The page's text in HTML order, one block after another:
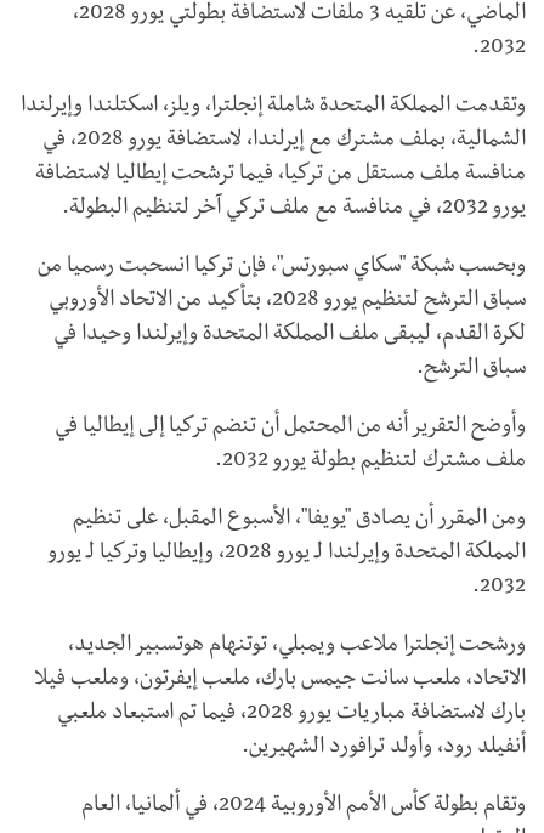
الماضي، عن تلقيه 3 ملفات لاستضافة بطولتي يورو 2028،
2032.
وتقدمت المملكة المتحدة شاملة إنجلترا، ويلز، اسكتلندا وإيرلندا
الشمالية، بملف مشترك مع إيرلندا، لاستضافة يورو 2028، في
منافسة ملف مستقل من تركيا، فيما ترشحت إيطاليا لاستضافة
يورو 2032، في منافسة مع ملف تركي آخر لتنظيم البطولة.
وبحسب شبكة "سكاي سبورتس"، فإن تركيا انسحبت رسميا من
سباق الترشح لتنظيم يورو 2028، بتأكيد من الاتحاد الأوروبي
لكرة القدم، ليبقى ملف المملكة المتحدة وإيرلندا وحيدا في
سباق الترشح.
وأوضح التقرير أنه من المحتمل أن تنضم تركيا إلى إيطاليا في
ملف مشترك لتنظيم بطولة يورو 2032.
ومن المقرر أن يصادق "يويفا"، الأسبوع المقبل، على تنظيم
المملكة المتحدة وإيرلندا لـ يورو 2028، وإيطاليا وتركيا لـ يورو
2032.
ورشحت إنجلترا ملاعب ويمبلي، توتنهام هوتسبير الجديد،
الاتحاد، ملعب سانت جيمس بارك، ملعب إيفرتون، وملعب فيلا
بارك لاستضافة مباريات يورو 2028، فيما تم استبعاد ملعبي
أنفيلد رود، وأولد ترافورد الشهيرين.
وتقام بطولة كأس الأمم الأوروبية 2024، في ألمانيا، العام